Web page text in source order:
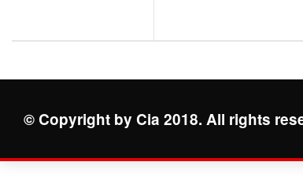
© Copyright by Cia 2018. All rights